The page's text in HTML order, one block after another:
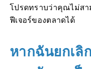
โปรดทราบว่าคุณไม่สา
ฟีเจอร์ของตลาดได้
หากฉันยกเลิ